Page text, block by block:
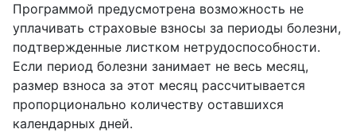
Программой предусмотрена возможность не
уплачивать страховые взносы за периоды болезни,
подтвержденные листком нетрудоспособности.
Если период болезни занимает не весь месяц,
размер взноса за этот месяц рассчитывается
пропорционально количеству оставшихся
календарных дней.